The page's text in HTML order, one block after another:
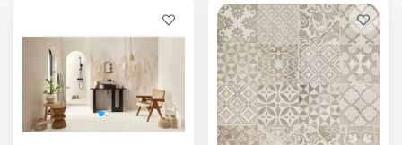
porównania
Dodaj do
porównania